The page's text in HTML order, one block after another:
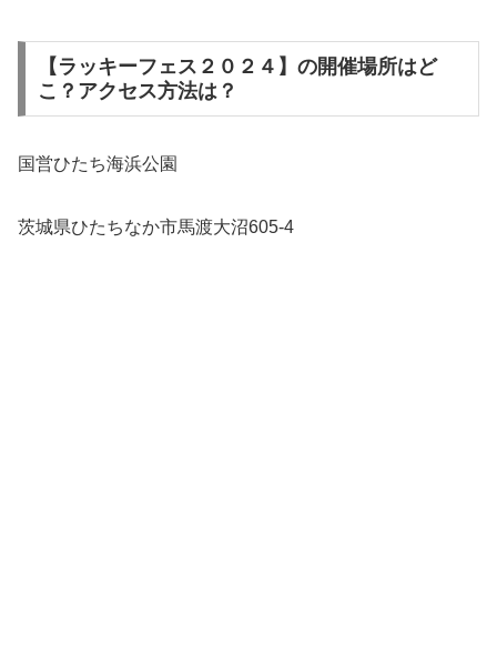
【ラッキーフェス２０２４】の開催場所はど
こ？アクセス方法は？
国営ひたち海浜公園
茨城県ひたちなか市馬渡大沼605-4